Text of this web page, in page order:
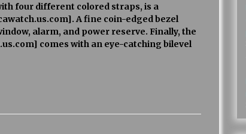
four different colored straps, is a
A fine coin-edged bezel
alarm, and power reserve. Finally, the
comes with an eye-catching bilevel